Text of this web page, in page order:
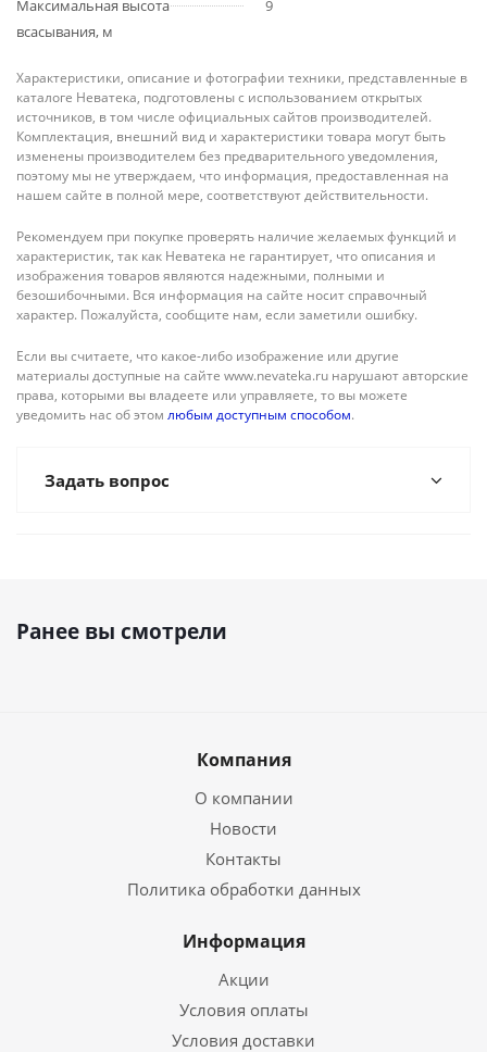
Максимальная высота
всасывания, м
9
Характеристики, описание и фотографии техники, представленные в
каталоге Неватека, подготовлены с использованием открытых
источников, в том числе официальных сайтов производителей.
Комплектация, внешний вид и характеристики товара могут быть
изменены производителем без предварительного уведомления,
поэтому мы не утверждаем, что информация, предоставленная на
нашем сайте в полной мере, соответствуют действительности.
Рекомендуем при покупке проверять наличие желаемых функций и
характеристик, так как Неватека не гарантирует, что описания и
изображения товаров являются надежными, полными и
безошибочными. Вся информация на сайте носит справочный
характер. Пожалуйста, сообщите нам, если заметили ошибку.
Если вы считаете, что какое-либо изображение или другие
материалы доступные на сайте www.nevateka.ru нарушают авторские
права, которыми вы владеете или управляете, то вы можете
уведомить нас об этом любым доступным способом.
Задать вопрос
Ранее вы смотрели
Компания
О компании
Новости
Контакты
Политика обработки данных
Информация
Акции
Условия оплаты
Условия доставки